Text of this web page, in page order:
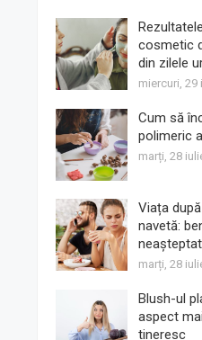
cosmetic
din zilele
miercuri, 29
Cum să
polimeric
marți, 28
Viața
navetă:
marți, 28
Blush-ul
aspect
tineresc